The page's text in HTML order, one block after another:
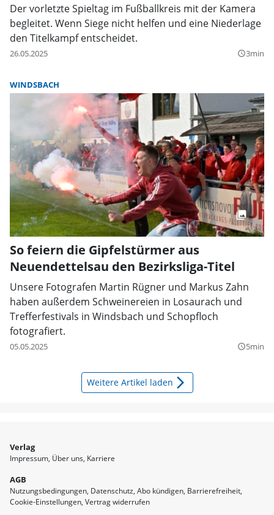
Der vorletzte Spieltag im Fußballkreis mit der Kamera
begleitet. Wenn Siege nicht helfen und eine Niederlage
den Titelkampf entscheidet.
26.05.2025 query_builder3min
WINDSBACH
So feiern die Gipfelstürmer aus
Neuendettelsau den Bezirksliga-Titel
Unsere Fotografen Martin Rügner und Markus Zahn
haben außerdem Schweinereien in Losaurach und
Trefferfestivals in Windsbach und Schopfloch
fotografiert.
05.05.2025 query_builder5min
Weitere Artikel laden arrow_forward_ios
Verlag
Impressum Über uns Karriere
AGB
Nutzungsbedingungen Datenschutz Abo kündigen Barrierefreiheit
Cookie-Einstellungen Vertrag widerrufen